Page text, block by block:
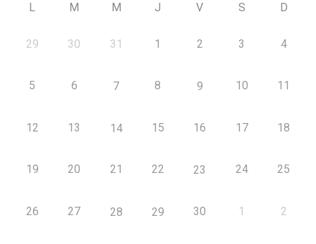
L M M J V S D
29 30 31 1 2 3 4
5 6 7 8 9 10 11
12 13 14 15 16 17 18
19 20 21 22 23 24 25
26 27 28 29 30 1 2